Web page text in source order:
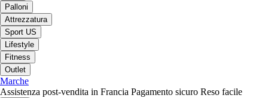
Palloni
Attrezzatura
Sport US
Lifestyle
Fitness
Outlet
Marche
Assistenza post-vendita in Francia Pagamento sicuro Reso facile